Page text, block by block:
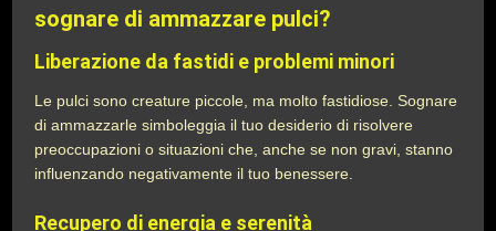
sognare di ammazzare pulci?
Liberazione da fastidi e problemi minori
Le pulci sono creature piccole, ma molto fastidiose. Sognare
di ammazzarle simboleggia il tuo desiderio di risolvere
preoccupazioni o situazioni che, anche se non gravi, stanno
influenzando negativamente il tuo benessere.
Recupero di energia e serenità